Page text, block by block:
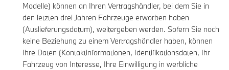
Modelle) können an Ihren Vertragshändler, bei dem Sie in
den letzten drei Jahren Fahrzeuge erworben haben
(Auslieferungsdatum), weitergeben werden. Sofern Sie noch
keine Beziehung zu einem Vertragshändler haben, können
Ihre Daten (Kontaktinformationen, Identifikationsdaten, Ihr
Fahrzeug von Interesse, Ihre Einwilligung in werbliche